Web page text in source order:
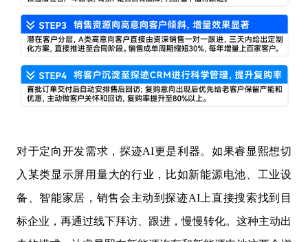
对于定向开发需求，探迹AI更是利器。如果睿显熙想切
入某类显示屏用量大的行业，比如新能源电池、工业设
备、智能家居，销售会主动到探迹AI上直接搜索找到目
标企业，再通过线下拜访、跟进，慢慢转化。这种主动出